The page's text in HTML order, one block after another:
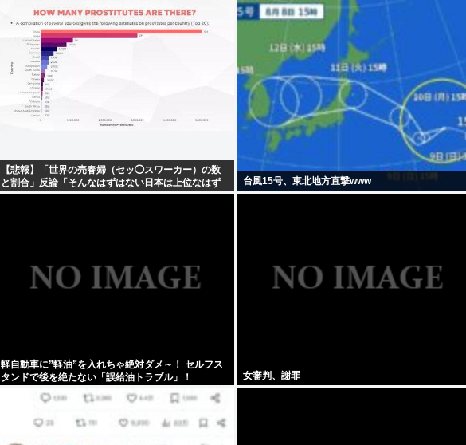
【悲報】「世界の売春婦（セッ◯スワーカー）の数
と割合」反論「そんなはずはない日本は上位なはず
だ」←これ
台風15号、東北地方直撃www
軽自動車に”軽油”を入れちゃ絶対ダメ～！ セルフス
タンドで後を絶たない「誤給油トラブル」！
女審判、謝罪